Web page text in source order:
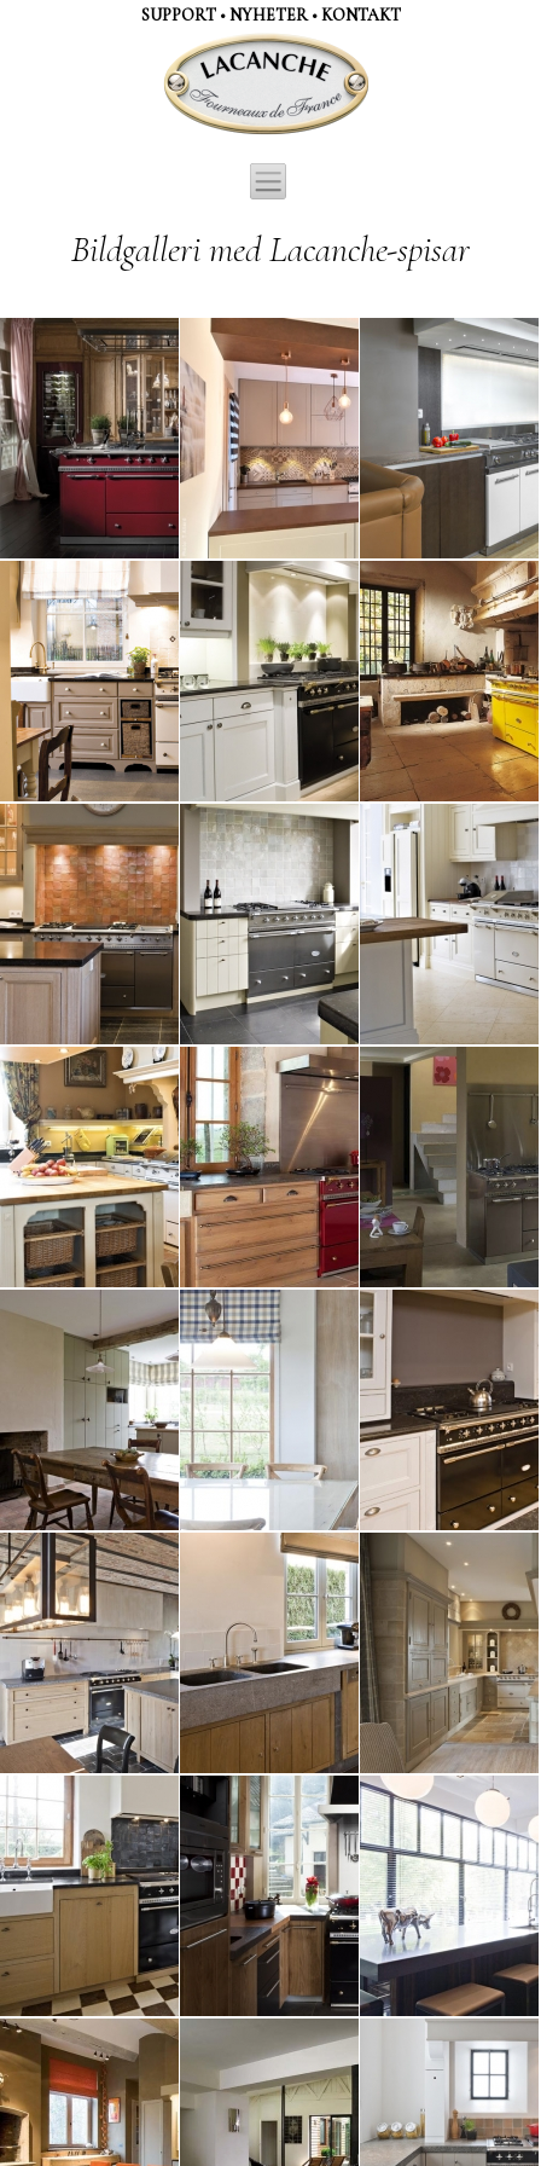
SUPPORT•NYHETER•KONTAKT
Bildgalleri med Lacanche-spisar
Cookie- hanteringspanel